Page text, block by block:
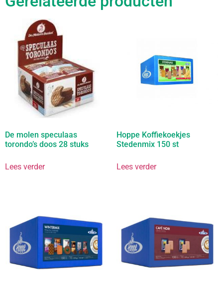
De molen speculaas
torondo’s doos 28 stuks
Lees verder
Hoppe Koffiekoekjes
Stedenmix 150 st
Lees verder